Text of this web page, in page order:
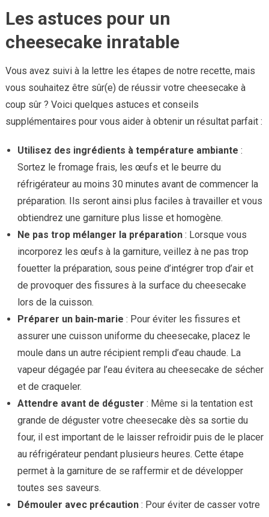
Les astuces pour un
cheesecake inratable
Vous avez suivi à la lettre les étapes de notre recette, mais
vous souhaitez être sûr(e) de réussir votre cheesecake à
coup sûr ? Voici quelques astuces et conseils
supplémentaires pour vous aider à obtenir un résultat parfait :
Utilisez des ingrédients à température ambiante :
Sortez le fromage frais, les œufs et le beurre du
réfrigérateur au moins 30 minutes avant de commencer la
préparation. Ils seront ainsi plus faciles à travailler et vous
obtiendrez une garniture plus lisse et homogène.
Ne pas trop mélanger la préparation: Lorsque vous
incorporez les œufs à la garniture, veillez à ne pas trop
fouetter la préparation, sous peine d’intégrer trop d’air et
de provoquer des fissures à la surface du cheesecake
lors de la cuisson.
Préparer un bain-marie : Pour éviter les fissures et
assurer une cuisson uniforme du cheesecake, placez le
moule dans un autre récipient rempli d’eau chaude. La
vapeur dégagée par l’eau évitera au cheesecake de sécher
et de craqueler.
Attendre avant de déguster : Même si la tentation est
grande de déguster votre cheesecake dès sa sortie du
four, il est important de le laisser refroidir puis de le placer
au réfrigérateur pendant plusieurs heures. Cette étape
permet à la garniture de se raffermir et de développer
toutes ses saveurs.
Démouler avec précaution: Pour éviter de casser votre